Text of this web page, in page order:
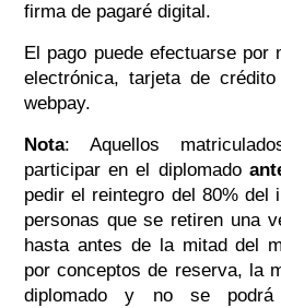
firma de pagaré digital.
El pago puede efectuarse por
electrónica, tarjeta de
webpay.
Nota: Aquellos
participar en el diplomado
pedir el reintegro del 80% del
personas que se retiren una
hasta antes de la mitad del
por conceptos de reserva, la
diplomado y no se podrá